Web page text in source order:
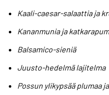
Kaali-caesar-salaattia ja
Kananmunia ja
Balsamico-sieniä
Juusto-hedelmä lajitelma
Possun ylikypsää plumaa